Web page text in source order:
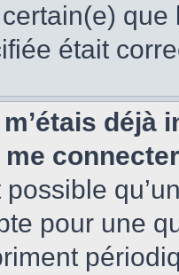
que
était
m’étais déjà
me
possible
pour une